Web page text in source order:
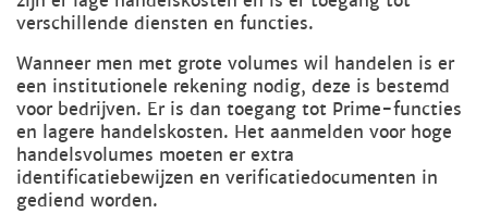
verschillende diensten en functies.
Wanneer men met grote volumes wil handelen is er
een institutionele rekening nodig, deze is bestemd
voor bedrijven. Er is dan toegang tot Prime-functies
en lagere handelskosten. Het aanmelden voor hoge
handelsvolumes moeten er extra
identificatiebewijzen en verificatiedocumenten in
gediend worden.